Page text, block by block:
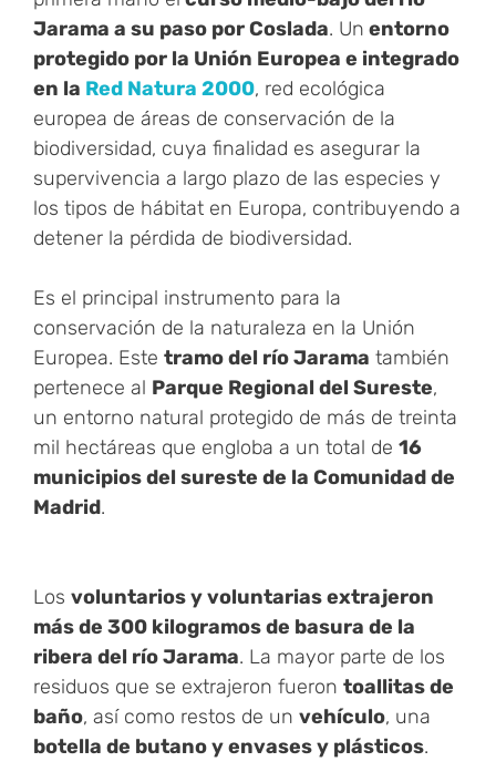
Jarama a su paso por Coslada. Un entorno
protegido por la Unión Europea e integrado
en la Red Natura 2000, red ecológica
europea de áreas de conservación de la
biodiversidad, cuya finalidad es asegurar la
supervivencia a largo plazo de las especies y
los tipos de hábitat en Europa, contribuyendo a
detener la pérdida de biodiversidad.
Es el principal instrumento para la
conservación de la naturaleza en la Unión
Europea. Este tramo del río Jarama también
pertenece al Parque Regional del Sureste,
un entorno natural protegido de más de treinta
mil hectáreas que engloba a un total de 16
municipios del sureste de la Comunidad de
Madrid.
Los voluntarios y voluntarias extrajeron
más de 300 kilogramos de basura de la
ribera del río Jarama. La mayor parte de los
residuos que se extrajeron fueron toallitas de
baño, así como restos de un vehículo, una
botella de butano y envases y plásticos.